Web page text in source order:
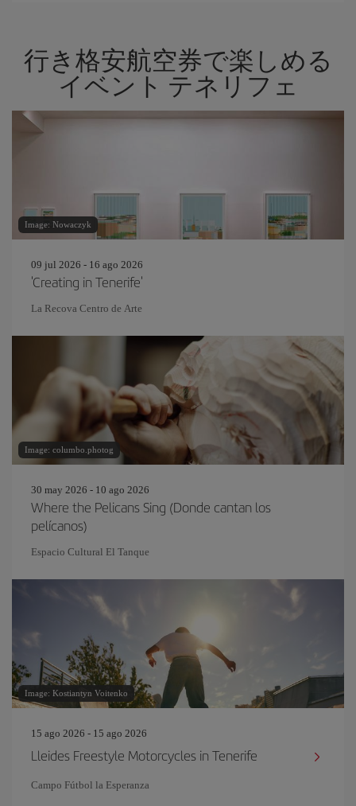
行き格安航空券で楽しめる
イベント テネリフェ
Image: Nowaczyk
09 jul 2026 - 16 ago 2026
'Creating in Tenerife'
La Recova Centro de Arte
Image: columbo.photog
30 may 2026 - 10 ago 2026
Where the Pelicans Sing (Donde cantan los
pelícanos)
Espacio Cultural El Tanque
Image: Kostiantyn Voitenko
15 ago 2026 - 15 ago 2026
Lleides Freestyle Motorcycles in Tenerife
Campo Fútbol la Esperanza